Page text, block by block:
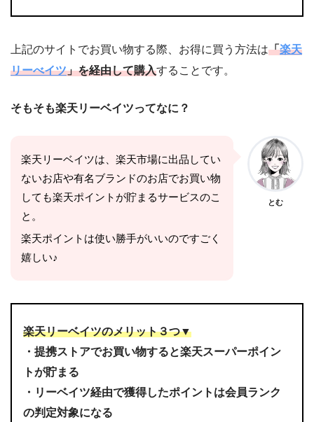
上記のサイトでお買い物する際、お得に買う方法は「楽天
リーべイツ」を経由して購入することです。
そもそも楽天リーベイツってなに？
楽天リーベイツは、楽天市場に出品してい
ないお店や有名ブランドのお店でお買い物
しても楽天ポイントが貯まるサービスのこ
と。
楽天ポイントは使い勝手がいいのですごく
嬉しい♪
とむ
楽天リーベイツのメリット３つ▼
・提携ストアでお買い物すると楽天スーパーポイン
トが貯まる
・リーベイツ経由で獲得したポイントは会員ランク
の判定対象になる